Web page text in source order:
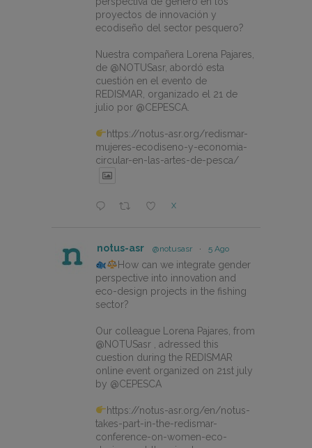
proyectos de innovación y
ecodiseño del sector pesquero?
Nuestra compañera Lorena Pajares,
de @NOTUSasr, abordó esta
cuestión en el evento de
REDISMAR, organizado el 21 de
julio por @CEPESCA.
https://notus-asr.org/redismar-
mujeres-ecodiseno-y-economia-
circular-en-las-artes-de-pesca/
X
notus-asr @notusasr · 5 Ago
How can we integrate gender
perspective into innovation and
eco-design projects in the fishing
sector?
Our colleague Lorena Pajares, from
@NOTUSasr , adressed this
cuestion during the REDISMAR
online event organized on 21st july
by @CEPESCA
https://notus-asr.org/en/notus-
takes-part-in-the-redismar-
conference-on-women-eco-